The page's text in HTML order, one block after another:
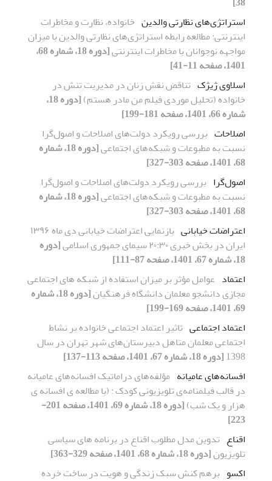
استراتژی‌های نظارتی والدین خانواده، نظارت و مخاطرات
اینترنتی: مطالعه رابطه استراتژی‌های نظارتی والدین با میزان
مواجهه نوجوانان با مخاطرات اینترنتی
[دوره 18، شماره 68،
1401، صفحه 11-41]
اسلاوی ژیژک تناقض نقش زنان در مدیریت تنش در
خانواده (تحلیل موردی فیلم من مادر هستم)
[دوره 18،
شماره 66، 1401، صفحه 181-199]
اصلاحات بررسی رویکرد دولت‌های اصلاحات و اصول‌گرا
نسبت به مطبوعات و شبکه‌های اجتماعی
[دوره 18، شماره
68، 1401، صفحه 303-327]
اصول‌گرا بررسی رویکرد دولت‌های اصلاحات و اصول‌گرا
نسبت به مطبوعات و شبکه‌های اجتماعی
[دوره 18، شماره
68، 1401، صفحه 303-327]
اعتراضات خیابانی
بازنمایی اعتراضات خیابانی دی ماه ۱۳۹۶
ایران در بخش خبری ۲۰:۳۰ سیمای جمهوری اسلامی
[دوره
18، شماره 67، 1401، صفحه 87-111]
اعتماد عوامل مؤثر بر میزان استفاده از شبکه های اجتماعی
مجازی دانشجو معلمان دانشگاه فرهنگیان
[دوره 18، شماره
69، 1401، صفحه 169-199]
اعتماد اجتماعی تاثیر اعتماد اجتماعی خانواده بر نشاط
اجتماعی معلمان متاهل دبیرستان‌های شهر تهران در سال
1398[دوره 18، شماره 67، 1401، صفحه 113-137]
افسانه‌های عامیانه مؤلفه‌های دراماتیک افسانه‌های عامیانه
در قالب فیلمنامه‌ی تلویزیونی کودک : (با مطالعه ی افسانه ی
هزار و یک شب)
[دوره 18، شماره 69، 1401، صفحه 201-
223]
اقناع تدوین مدل مطلوب اقناع در برنامه های سیاسی
تلویزیون[دوره 18، شماره 68، 1401، صفحه 329-363]
اکسو برهم کنش سبک زندگی و هویت در ساخت خرده